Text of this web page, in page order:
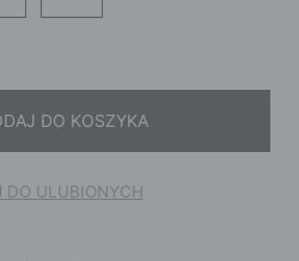
DO KOSZYKA
DO ULUBIONYCH